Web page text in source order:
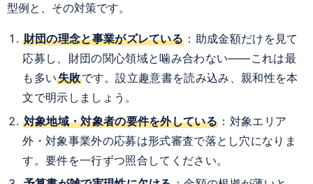
型例と、その対策です。
財団の理念と事業がズレている ：助成金額だけを見て
応募し、財団の関心領域と噛み合わない――これは最
も多い失敗です。設立趣意書を読み込み、親和性を本
文で明示しましょう。
対象地域・対象者の要件を外している ：対象エリア
外・対象事業外の応募は形式審査で落とし穴になりま
す。要件を一行ずつ照合してください。